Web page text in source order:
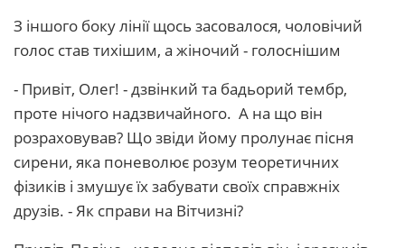
З іншого боку лінії щось засовалося, чоловічий
голос став тихішим, а жіночий - голоснішим
- Привіт, Олег! - дзвінкий та бадьорий тембр,
проте нічого надзвичайного. А на що він
розраховував? Що звіди йому пролунає пісня
сирени, яка поневолює розум теоретичних
фізиків і змушує їх забувати своїх справжніх
друзів. - Як справи на Вітчизні?